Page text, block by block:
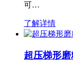
可…
了解详情
超压梯形